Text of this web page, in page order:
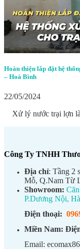
Hoàn thiện lắp đặt hệ
– Hoà Bình
22/05/2024
Xử lý nước trại lợn là
Công Ty TNHH
Địa chỉ: Tầng 2
Mỗ, Q.Nam Từ
Showroom:
P.Dương Nội,
Điện thoại:
Miền Nam:
Email: